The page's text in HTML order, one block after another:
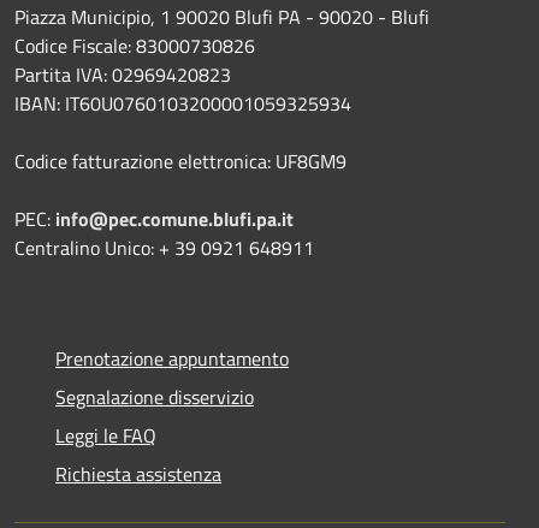
Piazza Municipio, 1 90020 Blufi PA - 90020 - Blufi
Codice Fiscale: 83000730826
Partita IVA: 02969420823
IBAN: IT60U0760103200001059325934
Codice fatturazione elettronica: UF8GM9
PEC: info@pec.comune.blufi.pa.it
Centralino Unico: + 39 0921 648911
Prenotazione appuntamento
Segnalazione disservizio
Leggi le FAQ
Richiesta assistenza